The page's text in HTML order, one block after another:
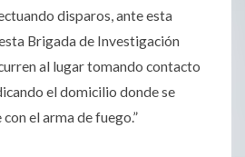
disparos, ante esta
Brigada de Investigación
al lugar tomando contacto
el domicilio donde se
el arma de fuego.”